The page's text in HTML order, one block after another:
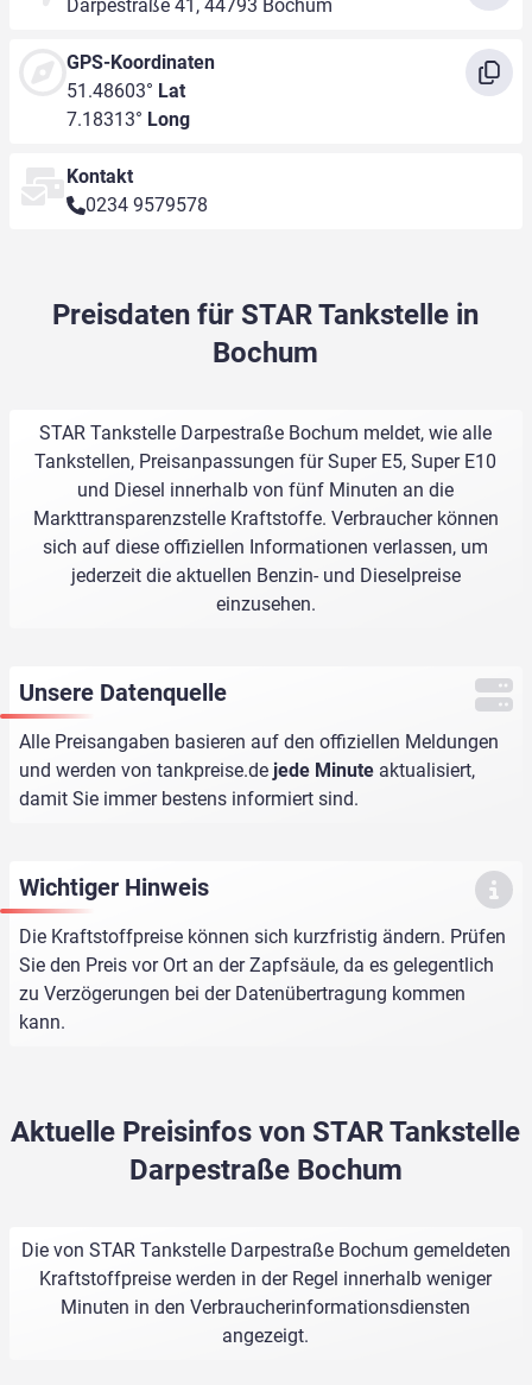
Darpestraße 41, 44793 Bochum
GPS-Koordinaten
51.48603° Lat
7.18313° Long
Kontakt
0234 9579578
Preisdaten für STAR Tankstelle in
Bochum
STAR Tankstelle Darpestraße Bochum meldet, wie alle
Tankstellen, Preisanpassungen für Super E5, Super E10
und Diesel innerhalb von fünf Minuten an die
Markttransparenzstelle Kraftstoffe. Verbraucher können
sich auf diese offiziellen Informationen verlassen, um
jederzeit die aktuellen Benzin- und Dieselpreise
einzusehen.
Unsere Datenquelle
Alle Preisangaben basieren auf den offiziellen Meldungen
und werden von tankpreise.de jede Minute aktualisiert,
damit Sie immer bestens informiert sind.
Wichtiger Hinweis
Die Kraftstoffpreise können sich kurzfristig ändern. Prüfen
Sie den Preis vor Ort an der Zapfsäule, da es gelegentlich
zu Verzögerungen bei der Datenübertragung kommen
kann.
Aktuelle Preisinfos von STAR Tankstelle
Darpestraße Bochum
Die von STAR Tankstelle Darpestraße Bochum gemeldeten
Kraftstoffpreise werden in der Regel innerhalb weniger
Minuten in den Verbraucherinformationsdiensten
angezeigt.